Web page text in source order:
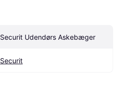
Securit Udendørs Askebæger
Securit